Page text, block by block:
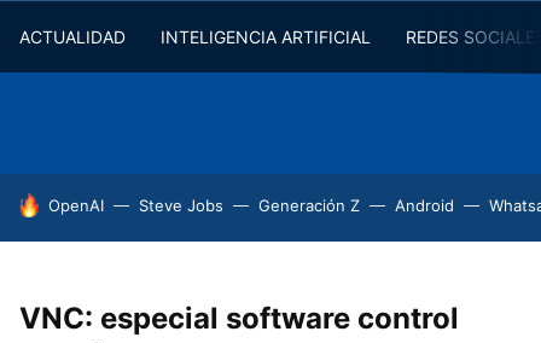
ACTUALIDAD INTELIGENCIA ARTIFICIAL REDES
HOY SE HABLA DE
OpenAI Steve Jobs Generación Z Android
VNC: especial software control